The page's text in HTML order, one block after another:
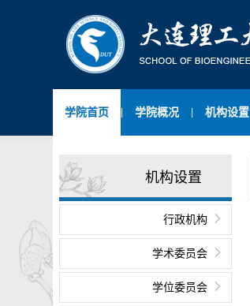
学院首页 学院概况 机构设置
机构设置
行政机构
学术委员会
学位委员会